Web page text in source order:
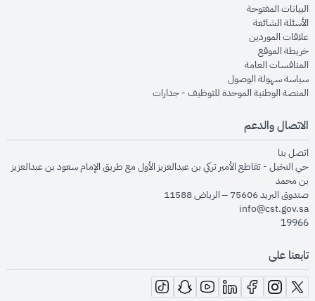
البيانات المفتوحةopens in new window
الأسئلة الشائعةopens in new window
علاقات الموردينopens in new window
خريطة الموقعopens in new window
المنافسات العامةopens in new window
سياسة سهولة الوصولopens in new window
المنصة الوطنية الموحدة للتوظيف - جداراتopens in new window
الاتصال والدعم
اتصل بنا
حي النخيل - تقاطع الأمير تركي بن عبدالعزيز الأول مع طريق الإمام سعود بن عبدالعزيز
بن محمد
صندوق البريد 75606 – الرياض 11588
info@cst.gov.sa
19966
تابعنا على
opens in new window
opens in new window
opens in new window
opens in new window
opens in new window
opens in new window
opens in new window